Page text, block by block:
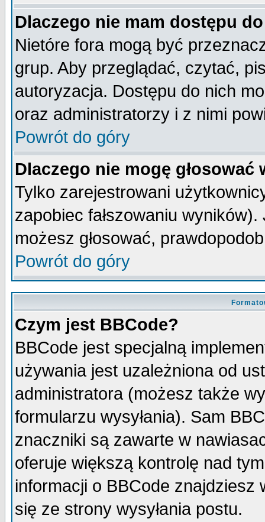
Dlaczego nie mam dostępu
Nietóre fora mogą być
grup. Aby przeglądać, czytać,
autoryzacja. Dostępu do nich
oraz administratorzy i z nimi
Powrót do góry
Dlaczego nie mogę głosować
Tylko zarejestrowani
zapobiec fałszowaniu
możesz głosować,
Powrót do góry
Czym jest BBCode?
BBCode jest specjalną
używania jest uzależniona od
administratora (możesz także
formularzu wysyłania). Sam
znaczniki są zawarte w
oferuje większą kontrolę nad
informacji o BBCode
się ze strony wysyłania postu.